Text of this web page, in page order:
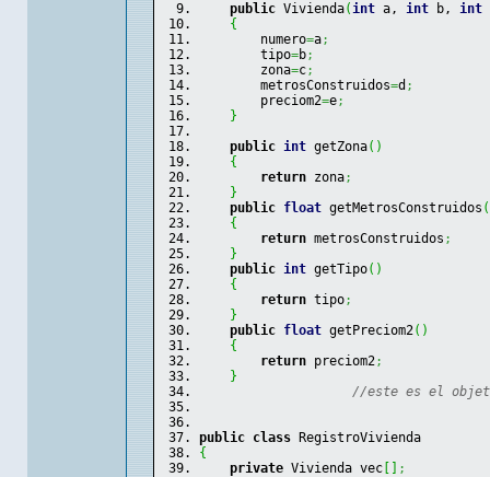
public Vivienda(int a, int b, int
{
numero=a;
tipo=b;
zona=c;
metrosConstruidos=d ;
preciom2=e;
}
public int getZona( )
{
return zona;
}
public float getMetrosConstruidos (
{
return metrosConstruidos ;
}
public int getTipo( )
{
return tipo;
}
public float getPreciom2( )
{
return preciom2;
}
//este es el
public class RegistroVivienda
{
private Vivienda vec[
;